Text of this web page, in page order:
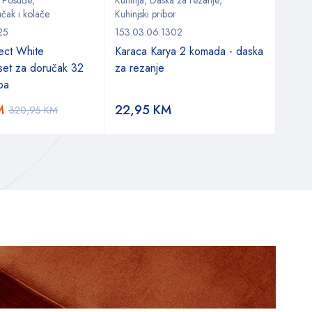
i kolače
White
za doručak 32
320,95KM
Kuhinjski pribor
153.03.06.1302
Karaca Karya 2 komada - daska
za rezanje
22,95 KM